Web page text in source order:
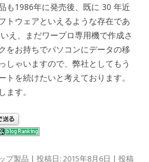
も1986年に発売後、既に 30 年近
トウェアといえるような存在であ
え、まだワープロ専用機で作成さ
をお持ちでパソコンにデータの移
しゃいますので、弊社としてもう
トを続けたいと考えております。
す。
プ製品 | 投稿日: 2015年8月6日 | 投稿